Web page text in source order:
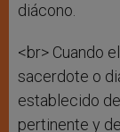
diácono.
<br> Cuando
sacerdote o
establecido
pertinente y